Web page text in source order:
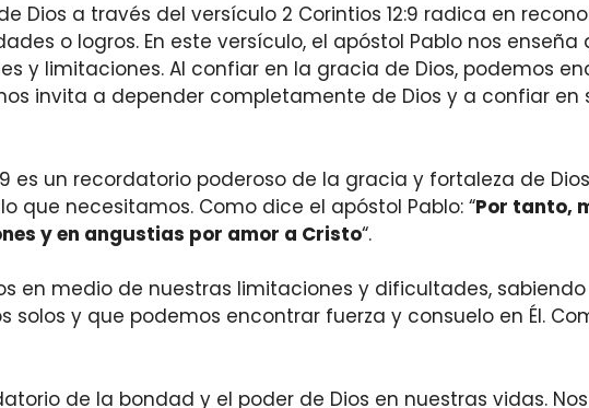
Dios a través del versículo 2 Corintios 12:9 radica en
o logros. En este versículo, el apóstol Pablo nos
y limitaciones. Al confiar en la gracia de Dios, podemos
invita a depender completamente de Dios y a confiar en
es un recordatorio poderoso de la gracia y fortaleza de
que necesitamos. Como dice el apóstol Pablo: “Por tanto,
y en angustias por amor a Cristo“.
en medio de nuestras limitaciones y dificultades,
y que podemos encontrar fuerza y consuelo en Él.
de la bondad y el poder de Dios en nuestras vidas.